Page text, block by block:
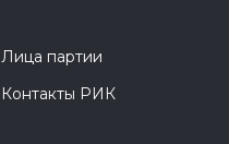
Лица партии
Контакты РИК